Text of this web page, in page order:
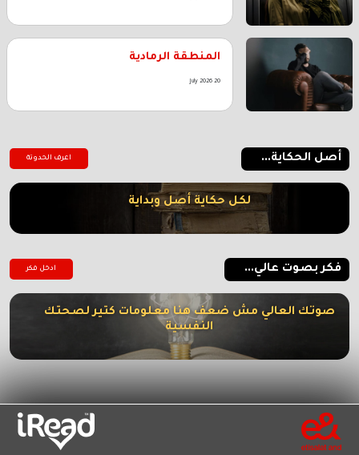
المنطقة الرمادية
20 July 2026
أصل الحكاية... اعرف الحدوتة
لكل حكاية أصل وبداية
فكر بصوت عالي... ادخل فكر
صوتك العالي مش ضعف هنا معلومات كتير لصحتك
النفسية